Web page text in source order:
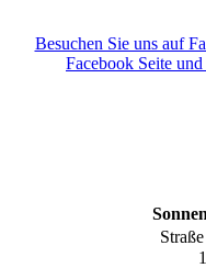
Besuchen Sie uns auf
Facebook Seite